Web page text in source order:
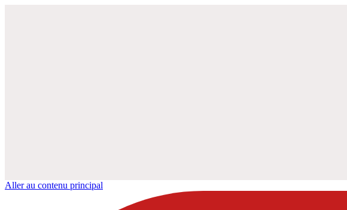
Aller au contenu principal